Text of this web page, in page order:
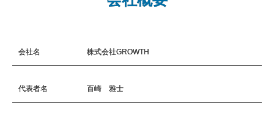
会社名 株式会社GROWTH
代表者名 百崎 雅士